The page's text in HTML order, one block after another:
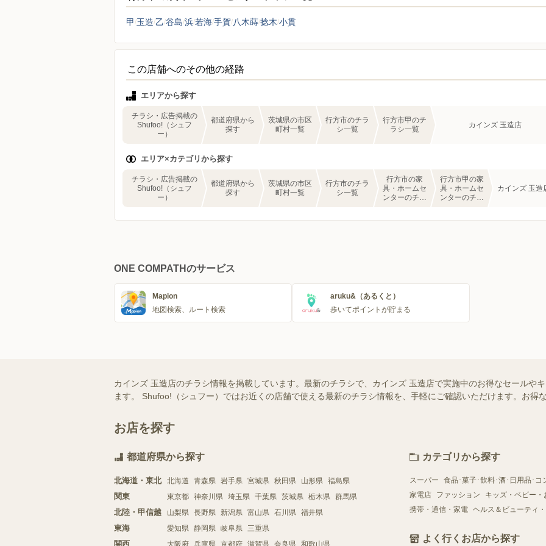
甲 玉造 乙 谷島 浜若海手賀 八木蒔捻木 小貫
この店舗へのその他の経路
エリアから探す
チラシ・広告掲載の
Shufoo!（シュフ
ー）
都道府県から
探す
茨城県の市区
町村一覧
行方市のチラ
シ一覧
行方市甲のチ
ラシ一覧
カインズ 玉造店
エリア×カテゴリから探す
チラシ・広告掲載の
Shufoo!（シュフ
ー）
都道府県から
探す
茨城県の市区
町村一覧
行方市のチラ
シ一覧
行方市の家
具・ホームセ
ンターのチラ
行方市甲の家
具・ホームセ
ンターのチラ
カインズ 玉造
ONE COMPATHのサービス
Mapion
地図検索、ルート検索
aruku&（あるくと）
歩いてポイントが貯まる
カインズ 玉造店のチラシ情報を掲載しています。最新のチラシで、カインズ 玉造店で実施中のお得なセールや
ます。 Shufoo!（シュフー）ではお近くの店舗で使える最新のチラシ情報を、手軽にご確認いただけます。お得
お店を探す
都道府県から探す
北海道・東北 北海道 青森県 岩手県 宮城県 秋田県 山形県 福島県
関東 東京都 神奈川県 埼玉県 千葉県 茨城県 栃木県 群馬県
北陸・甲信越 山梨県 長野県 新潟県 富山県 石川県 福井県
東海 愛知県 静岡県 岐阜県 三重県
関西 大阪府 兵庫県 京都府 滋賀県 奈良県 和歌山県
カテゴリから探す
スーパー
食品･菓子･飲料･酒･日用品･コ
家電店
ファッション
キッズ・ベビー・
携帯・通信・家電 ヘルス＆ビューティ
よく行くお店から探す